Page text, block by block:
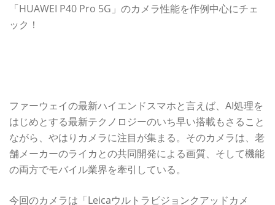
「HUAWEI P40 Pro 5G」のカメラ性能を作例中心にチェ
ック！
ファーウェイの最新ハイエンドスマホと言えば、AI処理を
はじめとする最新テクノロジーのいち早い搭載もさること
ながら、やはりカメラに注目が集まる。そのカメラは、老
舗メーカーのライカとの共同開発による画質、そして機能
の両方でモバイル業界を牽引している。
今回のカメラは「Leicaウルトラビジョンクアッドカメ